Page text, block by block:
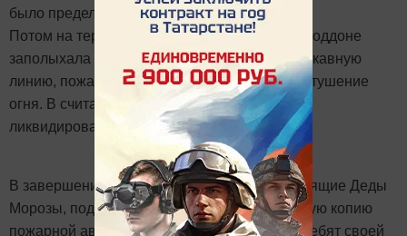
было предела!
Потом на территории части в специальном поддоне
заполыхала горючая жидкость. Проложив рукавную
линию, пожарные подали ствол ГПС-600 на тушение
огня. В считанные секунды возгорание было
ликвидировано.
В завершение встречи огнеборцы, как настоящие Деды
Морозы, подарили юным гостям уменьшенную копию
пожарной автолестницы, так восхитившей ребят своей